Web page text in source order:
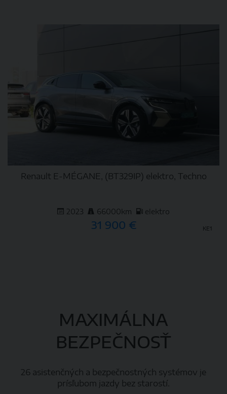
Renault E-MÉGANE, (BT329IP) elektro, Techno
2023 66000km elektro
31 900 € KE1
MAXIMÁLNA
BEZPEČNOSŤ
26 asistenčných a bezpečnostných systémov je
prísľubom jazdy bez starostí.